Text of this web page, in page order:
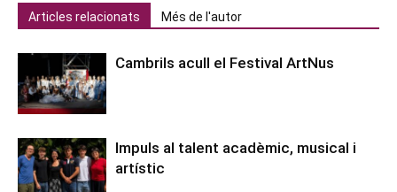
Articles relacionats Més de l'autor
Cambrils acull el Festival ArtNus
Impuls al talent acadèmic, musical i
artístic